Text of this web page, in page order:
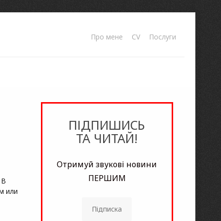
Про мене CV Послуги
или
ПІДПИШИСЬ
ТА ЧИТАЙ!
Отримуй звукові новини
ПЕРШИМ
Підписка